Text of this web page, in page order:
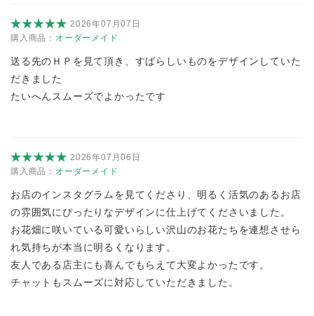
2026年07月07日
購入商品： オーダーメイド
送る先のＨＰを見て頂き、すばらしいものをデザインしていた
だきました
たいへんスムーズでよかったです
2026年07月06日
購入商品： オーダーメイド
お店のインスタグラムを見てくださり、明るく活気のあるお店
の雰囲気にぴったりなデザインに仕上げてくださいました。
お花畑に咲いている可愛いらしい沢山のお花たちを連想させら
れ気持ちが本当に明るくなります。
友人である店主にも喜んでもらえて大変よかったです。
チャットもスムーズに対応していただきました。